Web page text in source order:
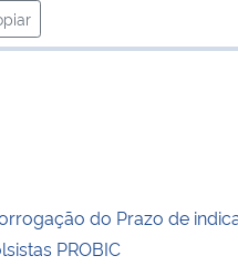
área de transferência
do Prazo de
PROBIC